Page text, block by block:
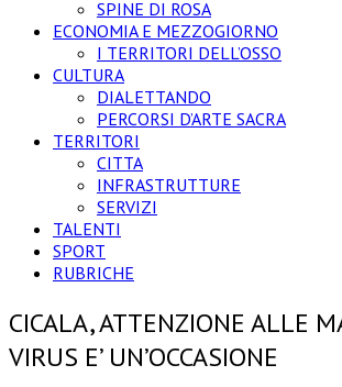
SPINE DI ROSA
ECONOMIA E MEZZOGIORNO
I TERRITORI DELL’OSSO
CULTURA
DIALETTANDO
PERCORSI D’ARTE SACRA
TERRITORI
CITTA
INFRASTRUTTURE
SERVIZI
TALENTI
SPORT
RUBRICHE
CICALA, ATTENZIONE ALLE
VIRUS E’ UN’OCCASIONE